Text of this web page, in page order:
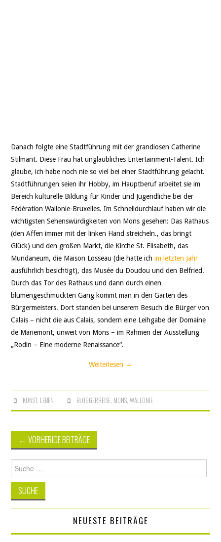
Danach folgte eine Stadtführung mit der grandiosen Catherine
Stilmant. Diese Frau hat unglaubliches Entertainment-Talent. Ich
glaube, ich habe noch nie so viel bei einer Stadtführung gelacht.
Stadtführungen seien ihr Hobby, im Hauptberuf arbeitet sie im
Bereich kulturelle Bildung für Kinder und Jugendliche bei der
Fédération Wallonie-Bruxelles. Im Schnelldurchlauf haben wir die
wichtigsten Sehenswürdigkeiten von Mons gesehen: Das Rathaus
(den Affen immer mit der linken Hand streicheln., das bringt
Glück) und den großen Markt, die Kirche St. Elisabeth, das
Mundaneum, die Maison Losseau (die hatte ichim letzten Jahr
ausführlich besichtigt), das Musée du Doudou und den Belfried.
Durch das Tor des Rathaus und dann durch einen
blumengeschmückten Gang kommt man in den Garten des
Bürgermeisters. Dort standen bei unserem Besuch die Bürger von
Calais – nicht die aus Calais, sondern eine Leihgabe der Domaine
de Mariemont, unweit von Mons – im Rahmen der Ausstellung
„Rodin – Eine moderne Renaissance“.
Weiterlesen →
KUNST, LEBEN BLOGGERREISE, MONS, WALLONIE
Artikel-
Navigation
← VORHERIGE BEITRÄGE
nach:
NEUESTE BEITRÄGE